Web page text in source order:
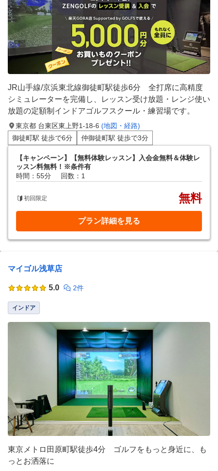
JR山手線/京浜東北線御徒町駅徒歩6分 全打席に高精度
シミュレーターを完備し、レッスン受け放題・レンジ使い
放題の定額制インドアゴルフスクール・練習場です。
東京都 台東区東上野1-18-6 (地図・経路)
御徒町駅 徒歩で6分
仲御徒町駅 徒歩で3分
【キャンペーン】【無料体験レッスン】入会金無料＆体験レ
ッスン料無料！※条件有
時間：55分
回数：1
初回限定 無料
プラン詳細を見る
マイゴル浅草店
5.0 2件
インドア
東京メトロ田原町駅徒歩4分 ゴルフをもっと身近に、も
っとお洒落に